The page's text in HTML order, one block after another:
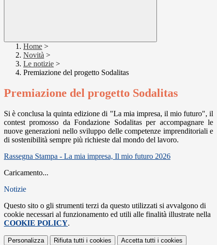
Home >
Novità >
Le notizie >
Premiazione del progetto Sodalitas
Premiazione del progetto Sodalitas
Si è conclusa la quinta edizione di "La mia impresa, il mio futuro", il
contest promosso da Fondazione Sodalitas per accompagnare le
nuove generazioni nello sviluppo delle competenze imprenditoriali e
di sostenibilità sempre più richieste dal mondo del lavoro.
Rassegna Stampa - La mia impresa, Il mio futuro 2026
Caricamento...
Notizie
Questo sito o gli strumenti terzi da questo utilizzati si avvalgono di
cookie necessari al funzionamento ed utili alle finalità illustrate nella
COOKIE POLICY.
Personalizza Rifiuta tutti i cookies Accetta tutti i cookies